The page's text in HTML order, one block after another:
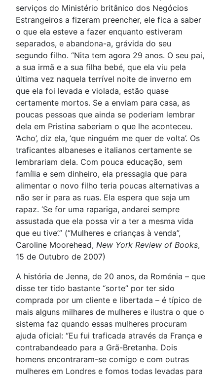
serviços do Ministério britânico dos Negócios
Estrangeiros a fizeram preencher, ele fica a saber
o que ela esteve a fazer enquanto estiveram
separados, e abandona-a, grávida do seu
segundo filho. “Nita tem agora 29 anos. O seu pai,
a sua irmã e a sua filha bebé, que ela viu pela
última vez naquela terrível noite de inverno em
que ela foi levada e violada, estão quase
certamente mortos. Se a enviam para casa, as
poucas pessoas que ainda se poderiam lembrar
dela em Pristina saberiam o que lhe aconteceu.
‘Acho’, diz ela, ‘que ninguém me quer de volta’. Os
traficantes albaneses e italianos certamente se
lembrariam dela. Com pouca educação, sem
família e sem dinheiro, ela pressagia que para
alimentar o novo filho teria poucas alternativas a
não ser ir para as ruas. Ela espera que seja um
rapaz. ‘Se for uma rapariga, andarei sempre
assustada que ela possa vir a ter a mesma vida
que eu tive’.” (“Mulheres e crianças à venda”,
Caroline Moorehead, New York Review of Books,
15 de Outubro de 2007)
A história de Jenna, de 20 anos, da Roménia – que
disse ter tido bastante “sorte” por ter sido
comprada por um cliente e libertada – é típico de
mais alguns milhares de mulheres e ilustra o que o
sistema faz quando essas mulheres procuram
ajuda oficial: “Eu fui traficada através da França e
contrabandeado para a Grã-Bretanha. Dois
homens encontraram-se comigo e com outras
mulheres em Londres e fomos todas levadas para